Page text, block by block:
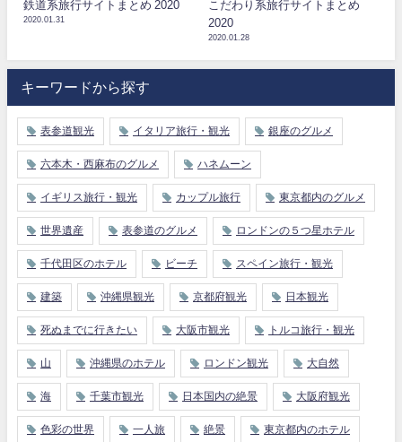
鉄道系旅行サイトまとめ 2020
2020.01.31
こだわり系旅行サイトまとめ
2020
2020.01.28
キーワードから探す
表参道観光 イタリア旅行・観光 銀座のグルメ
六本木・西麻布のグルメ ハネムーン
イギリス旅行・観光 カップル旅行 東京都内のグルメ
世界遺産 表参道のグルメ ロンドンの５つ星ホテル
千代田区のホテル ビーチ スペイン旅行・観光
建築 沖縄県観光 京都府観光 日本観光
死ぬまでに行きたい 大阪市観光 トルコ旅行・観光
山 沖縄県のホテル ロンドン観光 大自然
海 千葉市観光 日本国内の絶景 大阪府観光
色彩の世界 一人旅 絶景 東京都内のホテル